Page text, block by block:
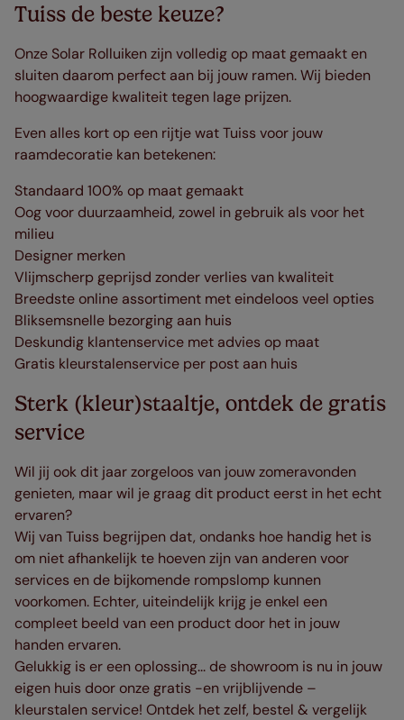
Tuiss de beste keuze?
Onze Solar Rolluiken zijn volledig op maat gemaakt en
sluiten daarom perfect aan bij jouw ramen. Wij bieden
hoogwaardige kwaliteit tegen lage prijzen.
Even alles kort op een rijtje wat Tuiss voor jouw
raamdecoratie kan betekenen:
Standaard 100% op maat gemaakt
Oog voor duurzaamheid, zowel in gebruik als voor het
milieu
Designer merken
Vlijmscherp geprijsd zonder verlies van kwaliteit
Breedste online assortiment met eindeloos veel opties
Bliksemsnelle bezorging aan huis
Deskundig klantenservice met advies op maat
Gratis kleurstalenservice per post aan huis
Sterk (kleur)staaltje, ontdek de gratis
service
Wil jij ook dit jaar zorgeloos van jouw zomeravonden
genieten, maar wil je graag dit product eerst in het echt
ervaren?
Wij van Tuiss begrijpen dat, ondanks hoe handig het is
om niet afhankelijk te hoeven zijn van anderen voor
services en de bijkomende rompslomp kunnen
voorkomen. Echter, uiteindelijk krijg je enkel een
compleet beeld van een product door het in jouw
handen ervaren.
Gelukkig is er een oplossing... de showroom is nu in jouw
eigen huis door onze gratis -en vrijblijvende –
kleurstalen service! Ontdek het zelf, bestel & vergelijk